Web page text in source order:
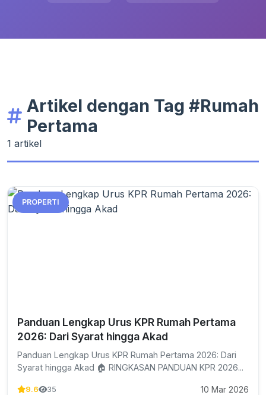
Artikel dengan Tag #Rumah
Pertama
1 artikel
PROPERTI
Panduan Lengkap Urus KPR Rumah Pertama
2026: Dari Syarat hingga Akad
Panduan Lengkap Urus KPR Rumah Pertama 2026: Dari
Syarat hingga Akad 🏠 RINGKASAN PANDUAN KPR 2026...
9.6 35 10 Mar 2026